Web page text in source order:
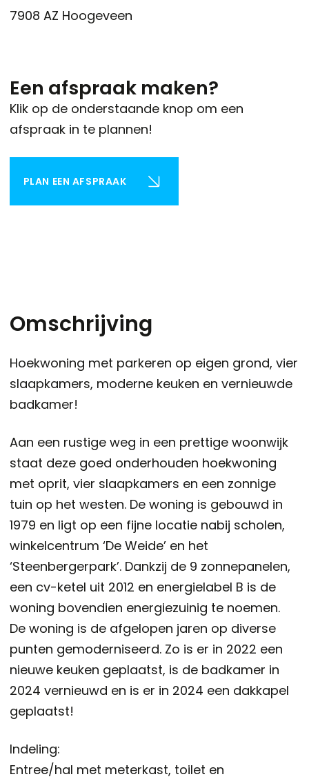
7908 AZ Hoogeveen
Een afspraak maken?
Klik op de onderstaande knop om een
afspraak in te plannen!
PLAN EEN AFSPRAAK
Omschrijving
Hoekwoning met parkeren op eigen grond, vier
slaapkamers, moderne keuken en vernieuwde
badkamer!
Aan een rustige weg in een prettige woonwijk
staat deze goed onderhouden hoekwoning
met oprit, vier slaapkamers en een zonnige
tuin op het westen. De woning is gebouwd in
1979 en ligt op een fijne locatie nabij scholen,
winkelcentrum ‘De Weide’ en het
‘Steenbergerpark’. Dankzij de 9 zonnepanelen,
een cv-ketel uit 2012 en energielabel B is de
woning bovendien energiezuinig te noemen.
De woning is de afgelopen jaren op diverse
punten gemoderniseerd. Zo is er in 2022 een
nieuwe keuken geplaatst, is de badkamer in
2024 vernieuwd en is er in 2024 een dakkapel
geplaatst!
Indeling:
Entree/hal met meterkast, toilet en